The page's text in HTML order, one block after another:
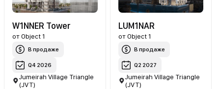
W1NNER Tower
отObject 1
В продаже
Q4 2026
Jumeirah Village Triangle
(JVT)
LUM1NAR
от Object 1
В продаже
Q2 2027
Jumeirah Village Triangle
(JVT)